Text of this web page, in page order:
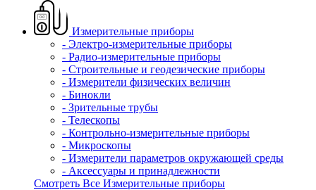
Измерительные приборы
- Электро-измерительные приборы
- Радио-измерительные приборы
- Строительные и геодезические приборы
- Измерители физических величин
- Бинокли
- Зрительные трубы
- Телескопы
- Контрольно-измерительные приборы
- Микроскопы
- Измерители параметров окружающей среды
- Аксессуары и принадлежности
Смотреть Все Измерительные приборы